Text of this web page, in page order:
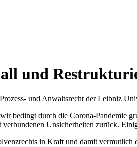
und
und Anwaltsrecht der Leibniz
bedingt durch die Corona-Pandemie
Unsicherheiten zurück.
in Kraft und damit